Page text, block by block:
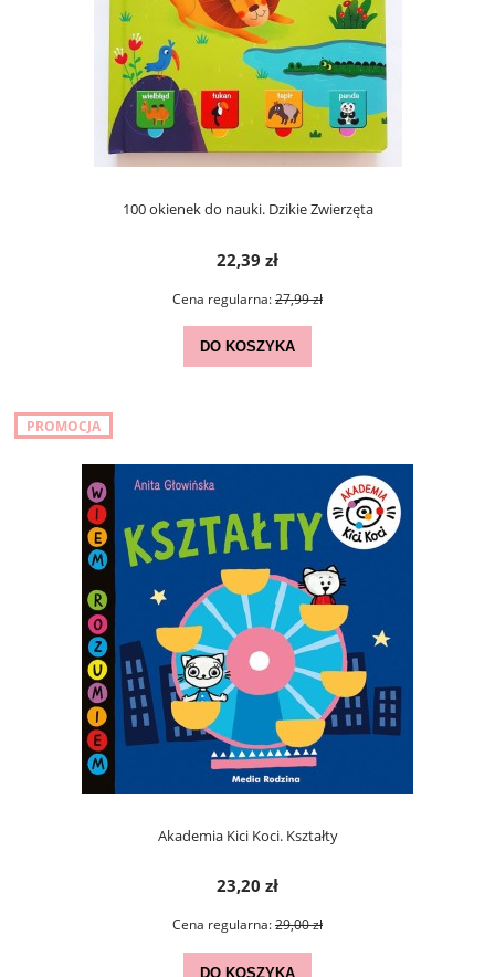
100 okienek do nauki. Dzikie Zwierzęta
22,39 zł
Cena regularna:27,99 zł
DO KOSZYKA
Akademia Kici Koci. Kształty
23,20 zł
Cena regularna:29,00 zł
DO KOSZYKA
PROMOCJA